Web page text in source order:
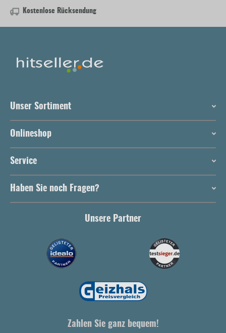
Kostenlose Rücksendung
Unser Sortiment
Onlineshop
Service
Haben Sie noch Fragen?
Unsere Partner
Zahlen Sie ganz bequem!